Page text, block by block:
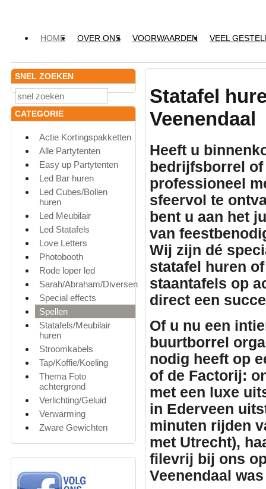
HOME OVER ONS VOORWAARDEN VEEL
SNEL ZOEKEN
CATEGORIE
Actie Kortingspakketten
Alle Partytenten
Easy up Partytenten
Led Bar huren
Led Cubes/Bollen
huren
Led Meubilair
Led Statafels
Love Letters
Photobooth
Rode loper led
Sarah/Abraham/Diversen
Special effects
Spellen
Statafels/Meubilair
huren
Stroomkabels
Tap/Koffie/Koeling
Thema Foto
achtergrond
Verlichting/Geluid
Verwarming
Zware Gewichten
Statafel
Veenendaal
Heeft u
bedrijfsborrel
professioneel
sfeervol te
bent u aan het
van
Wij zijn dé
statafel huren
staantafels op
direct een
Of u nu een
buurtborrel
nodig heeft op
of de Factorij:
met een luxe
in Ederveen
minuten rijden
met Utrecht),
filevrij bij ons
Veenendaal